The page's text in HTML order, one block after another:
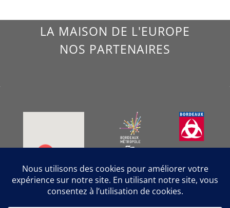
LA MAISON DE L'EUROPE
NOS PARTENAIRES